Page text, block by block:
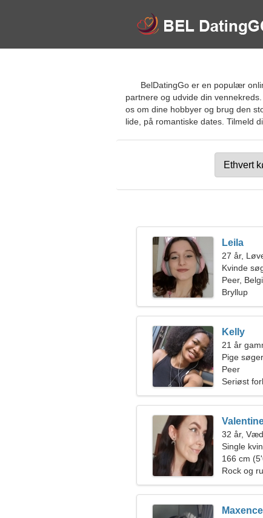
BelDatingGo er en populær
partnere og udvide din
os om dine hobbyer og brug den
lide, på romantiske dates. Tilmeld
Leila
27 år,
Kvinde
Peer,
Bryllup
Kelly
21 år
Pige
Peer
Seriøst
32 år,
Single
166 cm
Rock og
Maxence